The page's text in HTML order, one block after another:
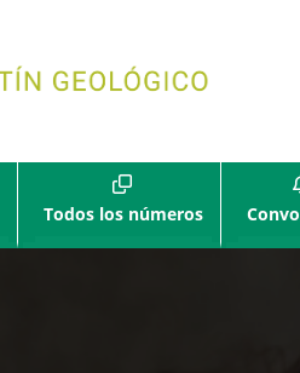
Todos los números